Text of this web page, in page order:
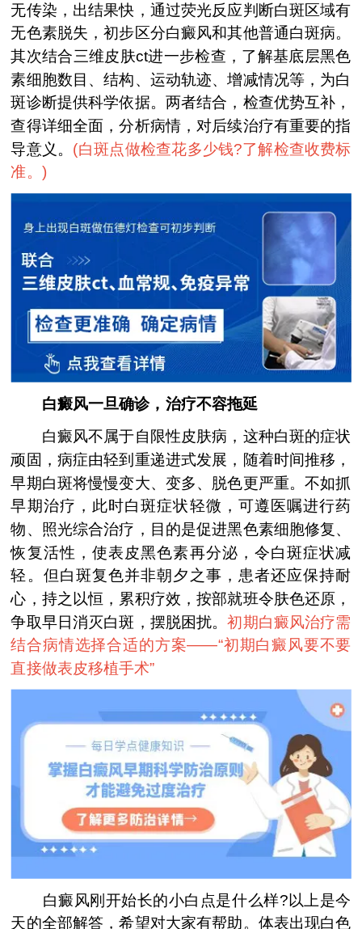
无传染，出结果快，通过荧光反应判断白斑区域有
无色素脱失，初步区分白癜风和其他普通白斑病。
其次结合三维皮肤ct进一步检查，了解基底层黑色
素细胞数目、结构、运动轨迹、增减情况等，为白
斑诊断提供科学依据。两者结合，检查优势互补，
查得详细全面，分析病情，对后续治疗有重要的指
导意义。 (白斑点做检查花多少钱?了解检查收费标
准。 )
白癜风一旦确诊，治疗不容拖延
白癜风不属于自限性皮肤病，这种白斑的症状
顽固，病症由轻到重递进式发展，随着时间推移，
早期白斑将慢慢变大、变多、脱色更严重。不如抓
早期治疗，此时白斑症状轻微，可遵医嘱进行药
物、照光综合治疗，目的是促进黑色素细胞修复、
恢复活性，使表皮黑色素再分泌，令白斑症状减
轻。但白斑复色并非朝夕之事，患者还应保持耐
心，持之以恒，累积疗效，按部就班令肤色还原，
争取早日消灭白斑，摆脱困扰。初期白癜风治疗需
结合病情选择合适的方案——“初期白癜风要不要
直接做表皮移植手术”
白癜风刚开始长的小白点是什么样?以上是今
天的全部解答，希望对大家有帮助。体表出现白色